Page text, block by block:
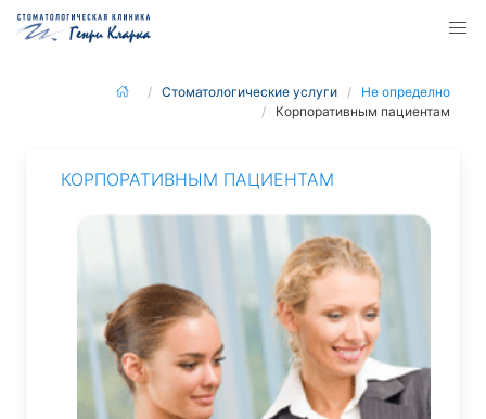
Стоматологические услуги
Не определно
Корпоративным пациентам
КОРПОРАТИВНЫМ ПАЦИЕНТАМ